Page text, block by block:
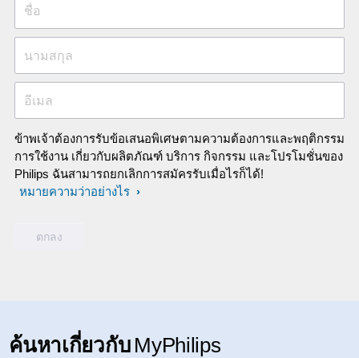
ชื่อ
นามสกุล
อีเมล
ข้าพเจ้าต้องการรับข้อเสนอพิเศษตามความต้องการและพฤติกรรม
การใช้งาน เกี่ยวกับผลิตภัณฑ์ บริการ กิจกรรม และโปรโมชั่นของ
Philips ฉันสามารถยกเลิกการสมัครรับเมื่อไรก็ได้!
หมายความว่าอย่างไร
ค้นหาเกี่ยวกับ MyPhilips